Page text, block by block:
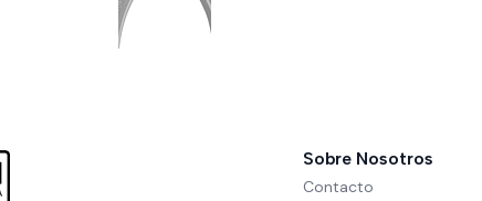
Sobre Nosotros
Contacto